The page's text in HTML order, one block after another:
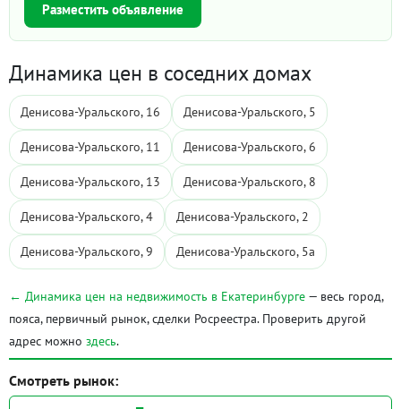
Разместить объявление
Динамика цен в соседних домах
Денисова-Уральского, 16 Денисова-Уральского, 5
Денисова-Уральского, 11 Денисова-Уральского, 6
Денисова-Уральского, 13 Денисова-Уральского, 8
Денисова-Уральского, 4 Денисова-Уральского, 2
Денисова-Уральского, 9 Денисова-Уральского, 5а
← Динамика цен на недвижимость в Екатеринбурге — весь город,
пояса, первичный рынок, сделки Росреестра. Проверить другой
адрес можно здесь.
Смотреть рынок: